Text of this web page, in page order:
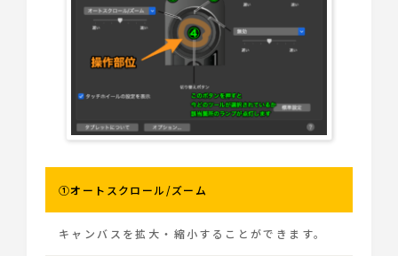
①オートスクロール/ズーム
キャンバスを拡大・縮小することができます。